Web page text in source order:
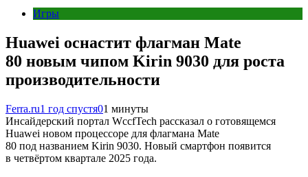
Игры
Huawei оснастит флагман Mate
80 новым чипом Kirin 9030 для роста
производительности
Ferra.ru1 год спустя01 минуты
Инсайдерский портал WccfTech рассказал о готовящемся
Huawei новом процессоре для флагмана Mate
80 под названием Kirin 9030. Новый смартфон появится
в четвёртом квартале 2025 года.